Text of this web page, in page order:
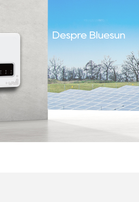
Despre Bluesun